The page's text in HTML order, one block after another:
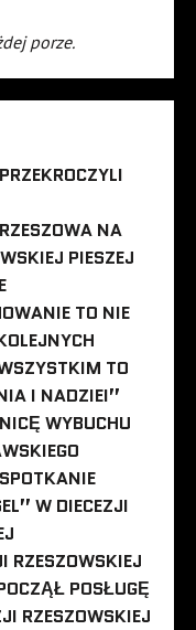
porze.
NA
PIESZEJ
TO NIE
TO
I NADZIEI”
WYBUCHU
W DIECEZJI
RZESZOWSKIEJ
POSŁUGĘ
RZESZOWSKIEJ